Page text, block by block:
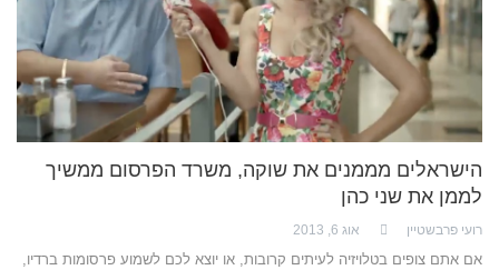
הישראלים מממנים את שוקה, משרד הפרסום ממשיך
לממן את שני כהן
רועי פרבשטיין אוג 6, 2013
אם אתם צופים בטלויזיה לעיתים קרובות, או יוצא לכם לשמוע פרסומות ברדיו,